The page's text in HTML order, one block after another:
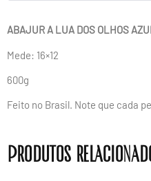
ABAJUR A LUA DOS OLHOS
Mede: 16×12
600g
Feito no Brasil. Note que cada
Produtos